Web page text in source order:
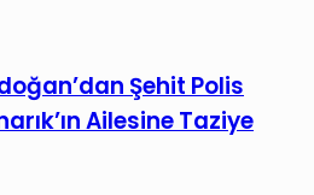
Şehit Polis
Ailesine Taziye